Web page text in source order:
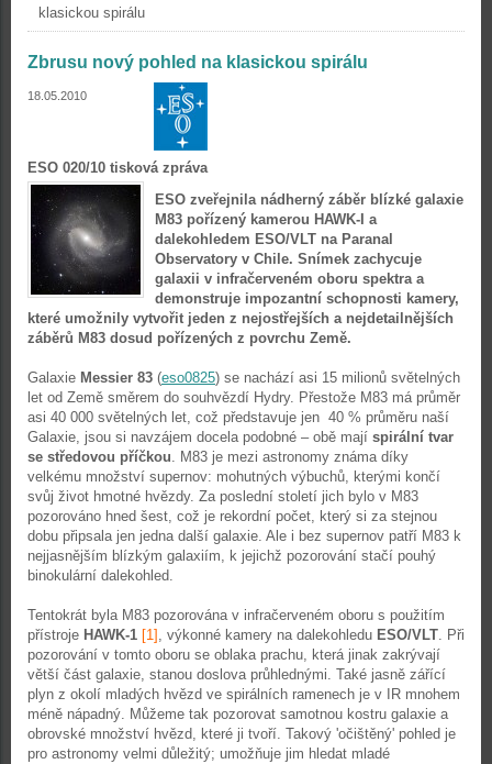
klasickou spirálu
Zbrusu nový pohled na klasickou spirálu
18.05.2010
ESO 020/10 tisková zpráva
ESO zveřejnila nádherný záběr blízké galaxie
M83 pořízený kamerou HAWK-I a
dalekohledem ESO/VLT na Paranal
Observatory v Chile. Snímek zachycuje
galaxii v infračerveném oboru spektra a
demonstruje impozantní schopnosti kamery,
které umožnily vytvořit jeden z nejostřejších a nejdetailnějších
záběrů M83 dosud pořízených z povrchu Země.
Galaxie Messier 83 (eso0825) se nachází asi 15 milionů světelných
let od Země směrem do souhvězdí Hydry. Přestože M83 má průměr
asi 40 000 světelných let, což představuje jen 40 % průměru naší
Galaxie, jsou si navzájem docela podobné – obě mají spirální tvar
se středovou příčkou. M83 je mezi astronomy známa díky
velkému množství supernov: mohutných výbuchů, kterými končí
svůj život hmotné hvězdy. Za poslední století jich bylo v M83
pozorováno hned šest, což je rekordní počet, který si za stejnou
dobu připsala jen jedna další galaxie. Ale i bez supernov patří M83 k
nejjasnějším blízkým galaxiím, k jejichž pozorování stačí pouhý
binokulární dalekohled.
Tentokrát byla M83 pozorována v infračerveném oboru s použitím
přístroje HAWK-1 [1] , výkonné kamery na dalekohledu ESO/VLT. Při
pozorování v tomto oboru se oblaka prachu, která jinak zakrývají
větší část galaxie, stanou doslova průhlednými. Také jasně zářící
plyn z okolí mladých hvězd ve spirálních ramenech je v IR mnohem
méně nápadný. Můžeme tak pozorovat samotnou kostru galaxie a
obrovské množství hvězd, které ji tvoří. Takový 'očištěný' pohled je
pro astronomy velmi důležitý; umožňuje jim hledat mladé